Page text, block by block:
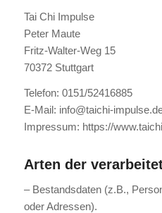
Tai Chi Impulse
Peter Maute
Fritz-Walter-Weg 15
70372 Stuttgart
Telefon: 0151/52416885
E-Mail: info@taichi-
Impressum: https://
Arten der
– Bestandsdaten (z.B.,
oder Adressen).